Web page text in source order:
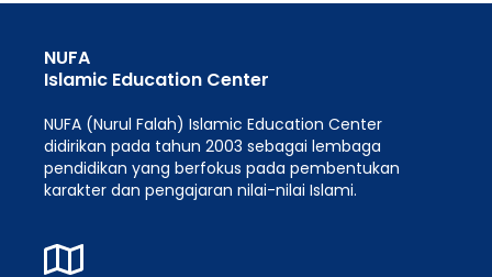
NUFA
Islamic Education Center
NUFA (Nurul Falah) Islamic Education Center
didirikan pada tahun 2003 sebagai lembaga
pendidikan yang berfokus pada pembentukan
karakter dan pengajaran nilai-nilai Islami.